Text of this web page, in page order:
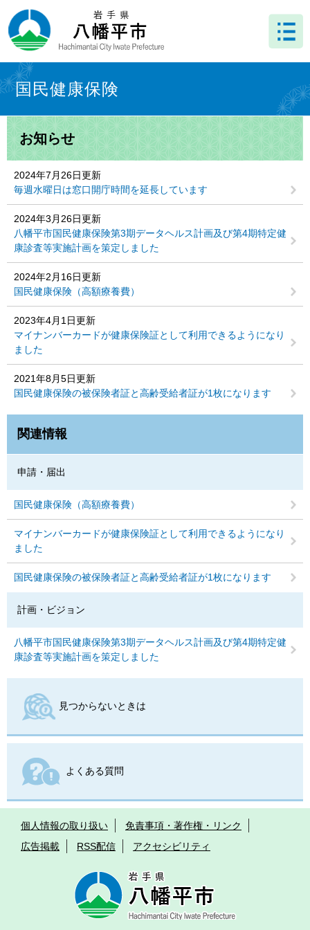
ー
ジ
先
頭
で
ニ
ュ
を
飛
ば
文 国民健康保険
お知らせ
2024年7月26日更新
毎週水曜日は窓口開庁時間を延長しています
2024年3月26日更新
八幡平市国民健康保険第3期データヘルス計画及び第4期特定健
康診査等実施計画を策定しました
2024年2月16日更新
国民健康保険（高額療養費）
2023年4月1日更新
マイナンバーカードが健康保険証として利用できるようになり
ました
2021年8月5日更新
国民健康保険の被保険者証と高齢受給者証が1枚になります
関連情報
申請・届出
国民健康保険（高額療養費）
マイナンバーカードが健康保険証として利用できるようになり
ました
国民健康保険の被保険者証と高齢受給者証が1枚になります
計画・ビジョン
八幡平市国民健康保険第3期データヘルス計画及び第4期特定健
康診査等実施計画を策定しました
見つからないときは
よくある質問
個人情報の取り扱い
免責事項・著作権・リンク
広告掲載
RSS配信 アクセシビリティ